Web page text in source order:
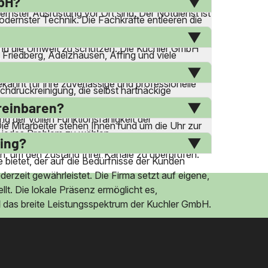
Ausrüstung vor Ort sind. Der Notdienst ist
Technik. Die Fachkräfte entleeren die
und Umweltstandards eingehalten.
die Umwelt zu schützen. Die Kuchler GmbH
Adelzhausen, Affing und viele
Service zu bieten. Kunden in diesen
für ihre zuverlässige und professionelle
die selbst hartnäckige
und Fremdkörper aus den Rohren
der vollen Funktionsfähigkeit der
Problem zu wählen.
Mitarbeiter stehen Ihnen rund um die Uhr zur
in Kissing und Umgebung sind kurzfristige
um den Zustand Ihrer Kanäle zu überprüfen.
der auf die Bedürfnisse der Kunden
gewährleistet. Die Firma setzt auf eigene,
Die lokale Präsenz ermöglicht es,
breite Leistungsspektrum der Kuchler GmbH.